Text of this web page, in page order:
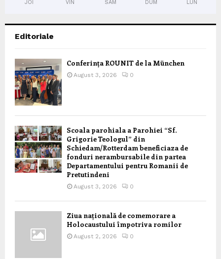
JOI VIN SÂM DUM LUN
Editoriale
Conferința ROUNIT de la München
August 3, 2026 0
Scoala parohiala a Parohiei “Sf.
Grigorie Teologul” din
Schiedam/Rotterdam beneficiaza de
fonduri nerambursabile din partea
Departamentului pentru Romanii de
Pretutindeni
August 3, 2026 0
Ziua națională de comemorare a
Holocaustului împotriva romilor
August 2, 2026 0